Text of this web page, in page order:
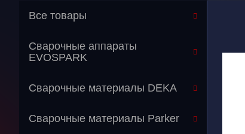
Все товары
Сварочные аппараты
EVOSPARK
Сварочные материалы DEKA
Сварочные материалы Parker